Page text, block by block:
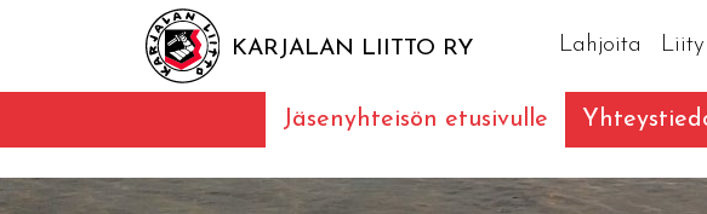
KARJALAN LIITTO RY Lahjoita Liity
Jäsenyhteisön etusivulle